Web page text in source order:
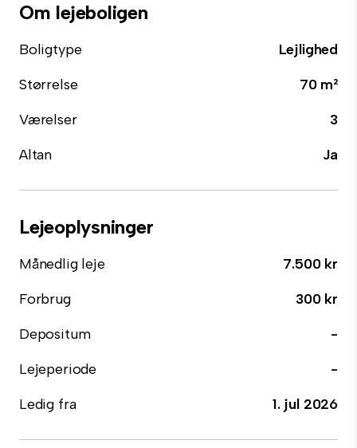
Om lejeboligen
Boligtype
Lejlighed
Størrelse
70 m²
Værelser
3
Altan
Ja
Lejeoplysninger
Månedlig leje
7.500 kr
Forbrug
300 kr
Depositum
-
Lejeperiode
-
Ledig fra
1. jul 2026